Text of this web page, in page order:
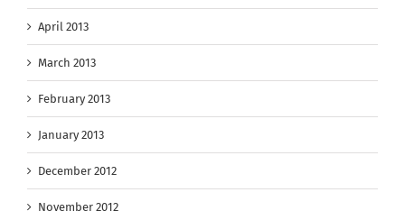
April 2013
March 2013
February 2013
January 2013
December 2012
November 2012